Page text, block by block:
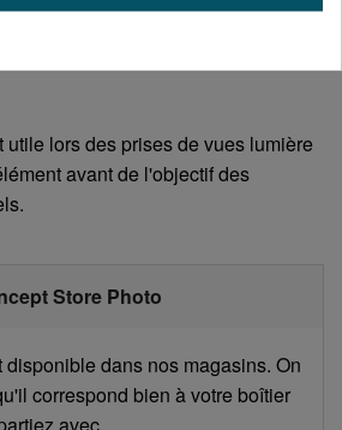
utile lors des prises de vues lumière
avant de l'objectif des
Store Photo
disponible dans nos magasins. On
correspond bien à votre boîtier